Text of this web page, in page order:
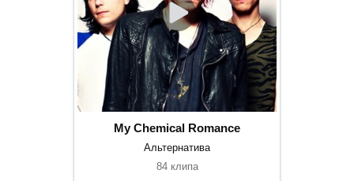
My Chemical Romance
Альтернатива
84 клипа